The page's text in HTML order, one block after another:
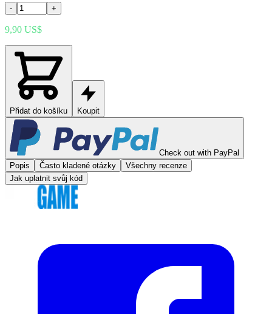
- +
9,90 US$
Přidat do košíku Koupit
Check out with PayPal
Popis
Často kladené otázky
Všechny recenze
Jak uplatnit svůj kód